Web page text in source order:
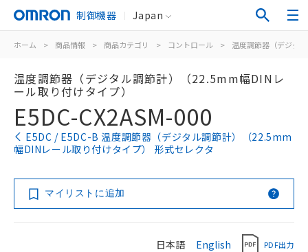
制御機器 Japan
ホーム > 商品情報 > 商品カテゴリ > コントロール > 温度調節器（デジタ
温度調節器（デジタル調節計）（22.5mm幅DINレ
ール取り付けタイプ）
E5DC-CX2ASM-000
E5DC / E5DC-B 温度調節器（デジタル調節計）（22.5mm
幅DINレール取り付けタイプ） 形式セレクタ
マイリストに追加
日本語 English PDF出力